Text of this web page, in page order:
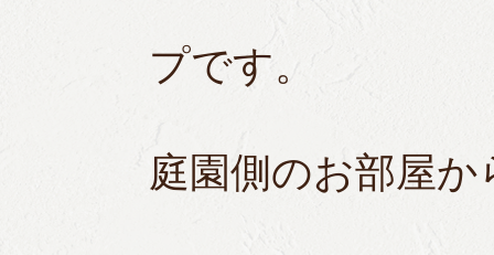
プです。
庭園側のお部屋